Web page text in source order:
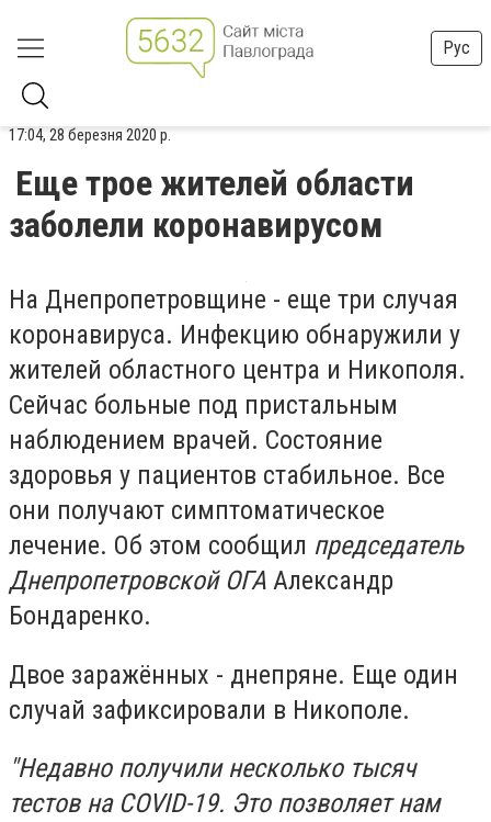
Рус
17:04, 28 березня 2020 р.
Еще трое жителей области
заболели коронавирусом
На Днепропетровщине - еще три случая
коронавируса. Инфекцию обнаружили у
жителей областного центра и Никополя.
Сейчас больные под пристальным
наблюдением врачей. Состояние
здоровья у пациентов стабильное. Все
они получают симптоматическое
лечение. Об этом сообщил председатель
Днепропетровской ОГА Александр
Бондаренко.
Двое заражённых - днепряне. Еще один
случай зафиксировали в Никополе.
"Недавно получили несколько тысяч
тестов на COVID-19. Это позволяет нам